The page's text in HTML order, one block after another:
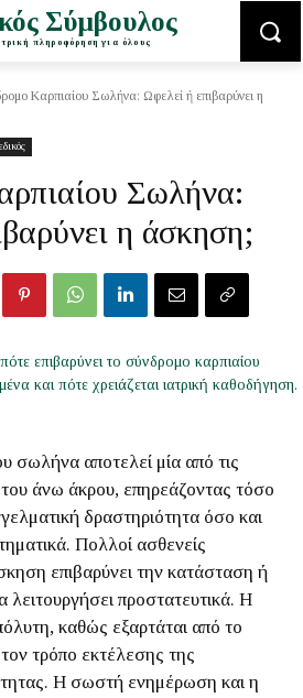
Σύμβουλος
πληροφόρηση για όλους
Καρπιαίου Σωλήνα: Ωφελεί ή επιβαρύνει η
Σωλήνα:
η άσκηση;
σωλήνα αποτελεί μία από τις
άνω άκρου, επηρεάζοντας τόσο
δραστηριότητα όσο και
Πολλοί ασθενείς
επιβαρύνει την κατάσταση ή
λειτουργήσει προστατευτικά. Η
καθώς εξαρτάται από το
τρόπο εκτέλεσης της
Η σωστή ενημέρωση και η